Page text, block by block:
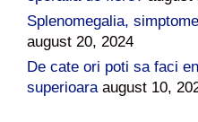
Splenomegalia,
august 20, 2024
De cate ori poti sa faci
superioara august 10,